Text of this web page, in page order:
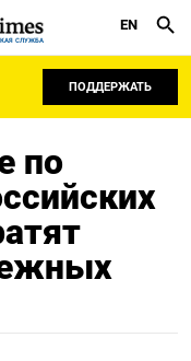
СЛУЖБА
EN
ПОДДЕРЖАТЬ
по